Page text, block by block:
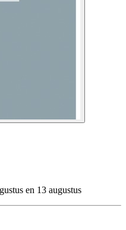
en 13 augustus